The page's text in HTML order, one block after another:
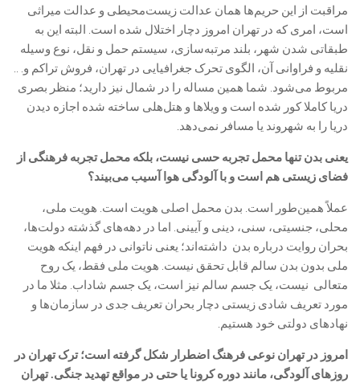
مراقبت از این حریم‌ها همان عدالت زیست‌محیطی و عدالت میراثی
است، امری که در تهران امروز دچار اختلال شده است. البته این به
طبقاتی شدن شهر، بلند مرتبه‌سازی، سیستم حمل و نقل، نوع وسیله
نقلیه و فراوانی آن، الگوی تحرک جغرافیایی در تهران، فروش تراکم و. ‌..
مربوط می‌شود. شما همین مساله را در شمال نیز دارید؛ منظر بصری
دریا کاملا کور شده است و ویلاها و هتل‌هلی ساخته شده اجازه دیدن
دریا را به شهروند یا مسافر نمی‌دهد.
یعنی بدن تنها محمل تجربه حسی نیست، بلکه محمل تجربه فرهنگی از
فضای زیستی هم است و با آلودگی هوا آسیب می‌بیند؟
عملاً همین‌طور است. بدن محمل اصلی هویت است. هویت ملی،
محلی، جنسیتی، سنی، دینی و آیینی. اما در دهه‌های گذشته دولت‌ها،
بحران روایت درباره بدن داشته‌اند؛ یعنی ناتوانی در فهم اینکه هویت
ملی بدون بدن سالم قابل تحقق نیست. هویت ملی فقط، یک روح
متعالی نیست، یک جسم سالم نیز است، یک جسم شاداب. مثلا ما در
مورد تعریف شادی زیستی دچار بحران تعریف جدی در سازمان‌ها و
نهادهای دولتی خود هستیم.
امروز در تهران نوعی فرهنگ اضطرار شکل گرفته است؛ ترک تهران در
روزهای آلودگی، مانند دوره کرونا یا حتی در مواقع تهدید جنگی. تهران